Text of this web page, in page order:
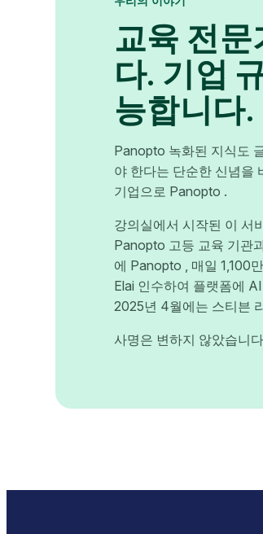
교육 전
다. 기업
능합니다.
Panopto 녹화된 지식도
야 한다는 단순한 신념을
기업으로 Panopto .
강의실에서 시작된 이 서
Panopto 고등 교육 기관
에 Panopto , 매일 1,100
Elai 인수하여 플랫폼에
2025년 4월에는 스티븐
사명은 변하지 않았습니